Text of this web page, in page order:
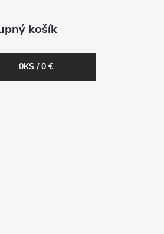
košík
0KS /0 €